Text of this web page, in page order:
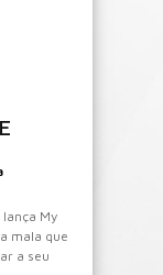
My
mala que
a seu